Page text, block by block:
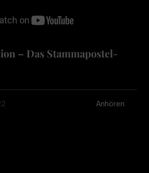
– Das Stammapostel-
Anhören